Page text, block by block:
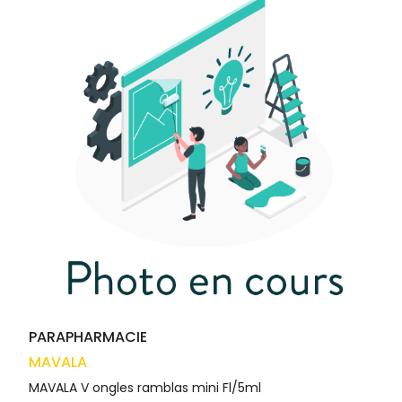
Solaire
Visage
LIGNE
PARAPHARMACIE
MAVALA
MAVALA V ongles ramblas mini Fl/5ml